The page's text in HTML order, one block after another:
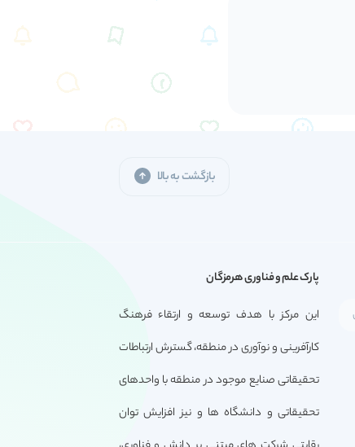
بازگشت به بالا
پارک علم و فناوری هرمزگان
این مرکز با هدف توسعه و ارتقاء فرهنگ
کارآفرینی و نوآوری در منطقه، گسترش ارتباطات
تحقیقاتی صنایع موجود در منطقه با واحدهای
تحقیقاتی و دانشگاه ها و نیز افزایش توان